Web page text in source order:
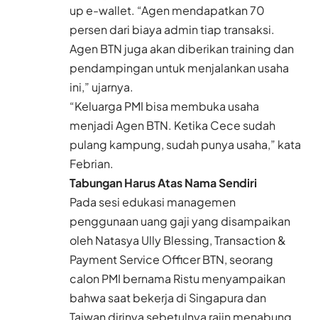
up e-wallet. “Agen mendapatkan 70
persen dari biaya admin tiap transaksi.
Agen BTN juga akan diberikan training dan
pendampingan untuk menjalankan usaha
ini,” ujarnya.
“Keluarga PMI bisa membuka usaha
menjadi Agen BTN. Ketika Cece sudah
pulang kampung, sudah punya usaha,” kata
Febrian.
Tabungan Harus Atas Nama Sendiri
Pada sesi edukasi managemen
penggunaan uang gaji yang disampaikan
oleh Natasya Ully Blessing, Transaction &
Payment Service Officer BTN, seorang
calon PMI bernama Ristu menyampaikan
bahwa saat bekerja di Singapura dan
Taiwan dirinya sebetulnya rajin menabung.